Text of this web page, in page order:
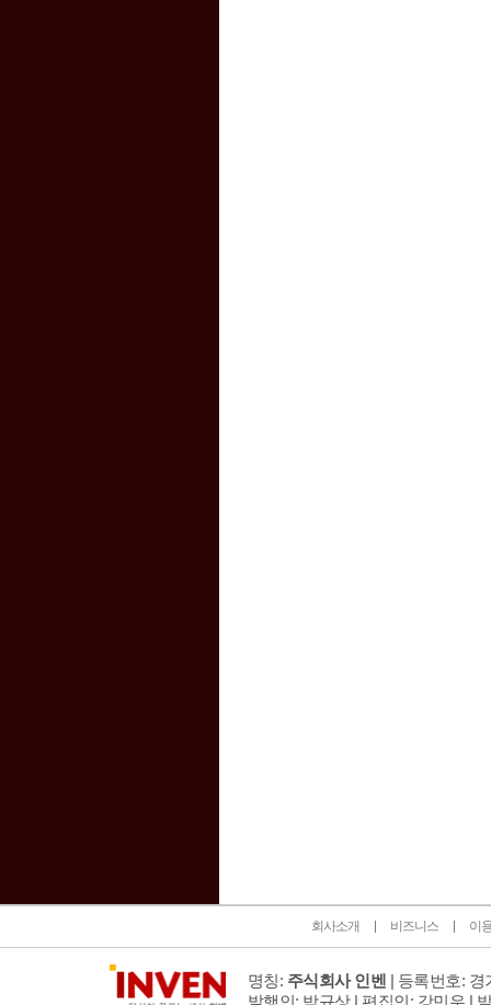
회사소개 비즈니스 이
명칭: 주식회사 인벤 | 등록번호: 경